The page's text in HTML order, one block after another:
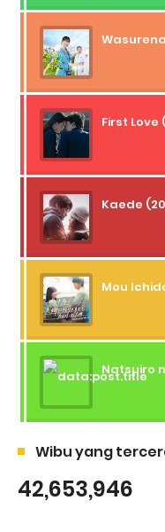
Kaede
Wibu yang
42,653,946